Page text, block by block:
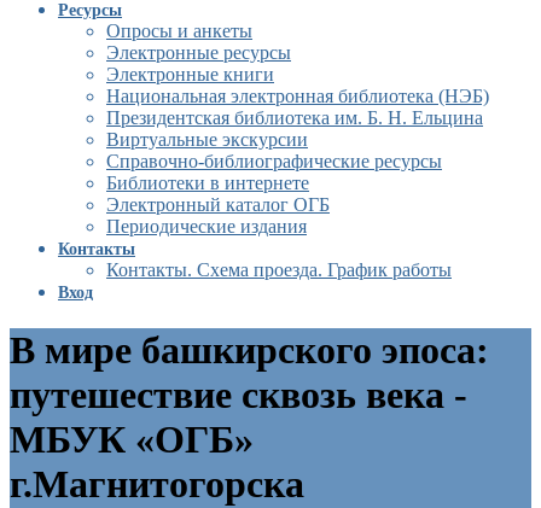
Ресурсы
Опросы и анкеты
Электронные ресурсы
Электронные книги
Национальная электронная библиотека (НЭБ)
Президентская библиотека им. Б. Н. Ельцина
Виртуальные экскурсии
Справочно-библиографические ресурсы
Библиотеки в интернете
Электронный каталог ОГБ
Периодические издания
Контакты
Контакты. Схема проезда. График работы
Вход
В мире башкирского эпоса:
путешествие сквозь века -
МБУК «ОГБ»
г.Магнитогорска